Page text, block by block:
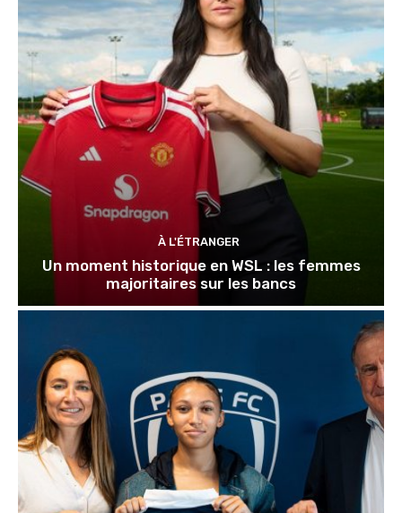
À L'ÉTRANGER
Un moment historique en WSL : les femmes
majoritaires sur les bancs